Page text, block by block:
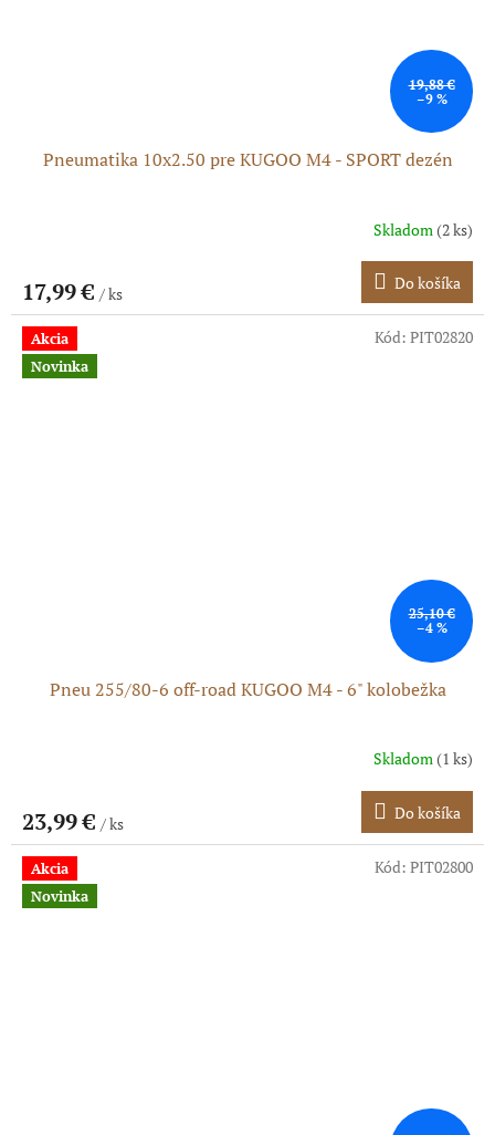
19,88 €
–9 %
Pneumatika 10x2.50 pre KUGOO M4 - SPORT dezén
Skladom (2 ks)
17,99 € / ks
Do košíka
Akcia
Novinka
25,10 €
–4 %
Pneu 255/80-6 off-road KUGOO M4 - 6" kolobežka
Skladom(1 ks)
23,99 € / ks
Do košíka
Kód: PIT02820
Akcia
Novinka
Kód: PIT02800